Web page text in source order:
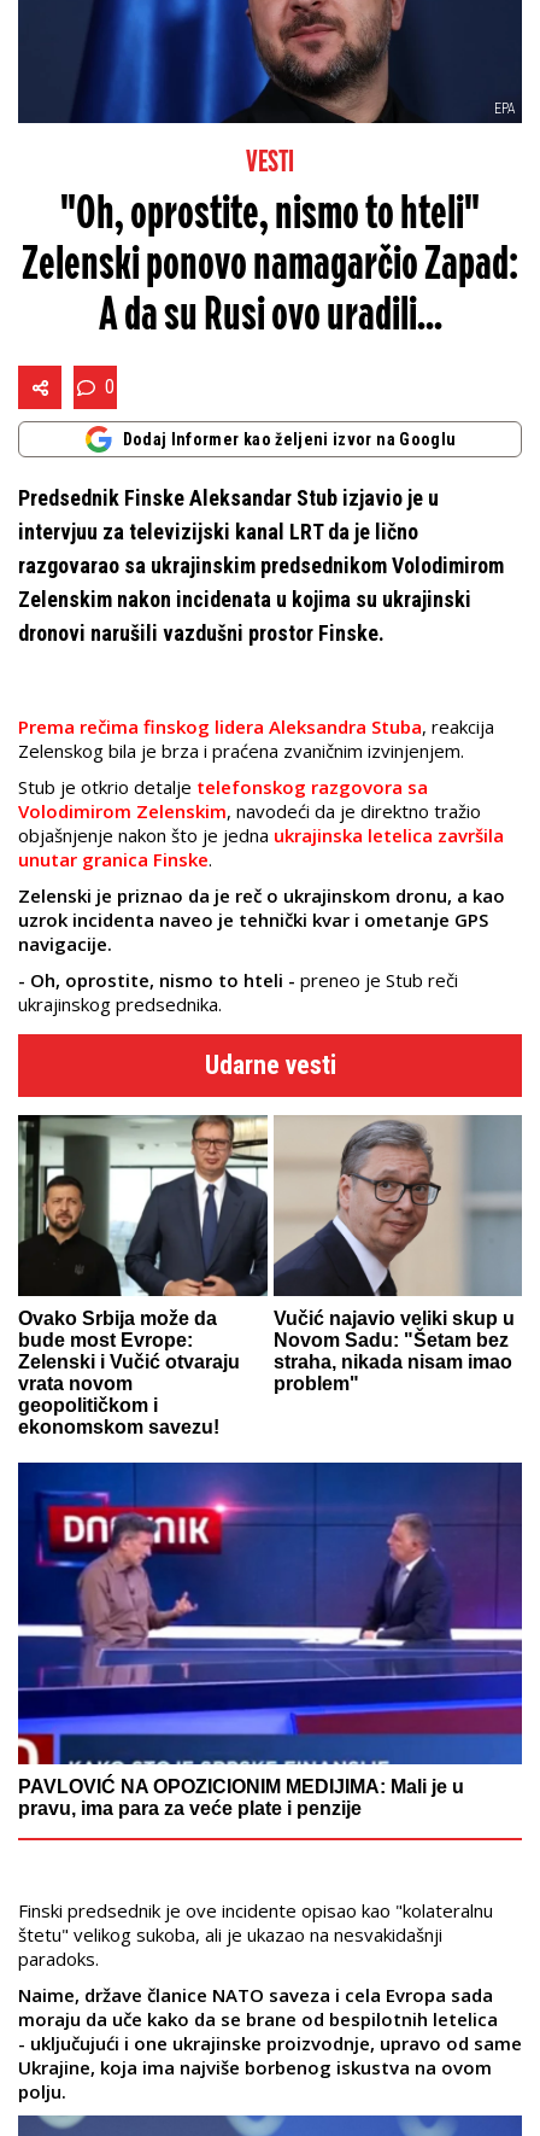
EPA
VESTI
"Oh, oprostite, nismo to hteli"
Zelenski ponovo namagarčio Zapad:
A da su Rusi ovo uradili...
0
Dodaj Informer kao željeni izvor na Googlu
Predsednik Finske Aleksandar Stub izjavio je u
intervjuu za televizijski kanal LRT da je lično
razgovarao sa ukrajinskim predsednikom Volodimirom
Zelenskim nakon incidenata u kojima su ukrajinski
dronovi narušili vazdušni prostor Finske.
Prema rečima finskog lidera Aleksandra Stuba, reakcija
Zelenskog bila je brza i praćena zvaničnim izvinjenjem.
Stub je otkrio detalje telefonskog razgovora sa
Volodimirom Zelenskim, navodeći da je direktno tražio
objašnjenje nakon što je jedna ukrajinska letelica završila
unutar granica Finske.
Zelenski je priznao da je reč o ukrajinskom dronu, a kao
uzrok incidenta naveo je tehnički kvar i ometanje GPS
navigacije.
- Oh, oprostite, nismo to hteli - preneo je Stub reči
ukrajinskog predsednika.
Udarne vesti
Ovako Srbija može da
bude most Evrope:
Zelenski i Vučić otvaraju
vrata novom
geopolitičkom i
ekonomskom savezu!
Vučić najavio veliki skup u
Novom Sadu: "Šetam bez
straha, nikada nisam imao
problem"
PAVLOVIĆ NA OPOZICIONIM MEDIJIMA: Mali je u
pravu, ima para za veće plate i penzije
Finski predsednik je ove incidente opisao kao "kolateralnu
štetu" velikog sukoba, ali je ukazao na nesvakidašnji
paradoks.
Naime, države članice NATO saveza i cela Evropa sada
moraju da uče kako da se brane od bespilotnih letelica
- uključujući i one ukrajinske proizvodnje, upravo od same
Ukrajine, koja ima najviše borbenog iskustva na ovom
polju.